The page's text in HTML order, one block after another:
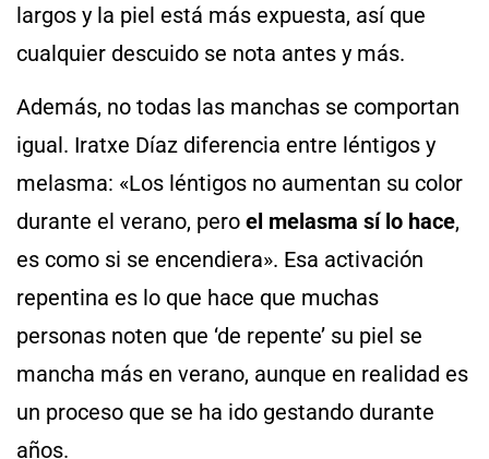
largos y la piel está más expuesta, así que
cualquier descuido se nota antes y más.
Además, no todas las manchas se comportan
igual. Iratxe Díaz diferencia entre léntigos y
melasma: «Los léntigos no aumentan su color
durante el verano, pero el melasma sí lo hace,
es como si se encendiera». Esa activación
repentina es lo que hace que muchas
personas noten que ‘de repente’ su piel se
mancha más en verano, aunque en realidad es
un proceso que se ha ido gestando durante
años.